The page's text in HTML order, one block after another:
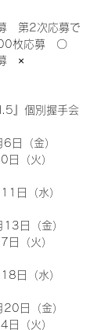
　第2次応募で
枚応募　〇
　×
』個別握手会
日（金）
（火）
日（水）
日（金）
（火）
日（水）
日（金）
（火）